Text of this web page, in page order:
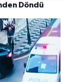
Döndü